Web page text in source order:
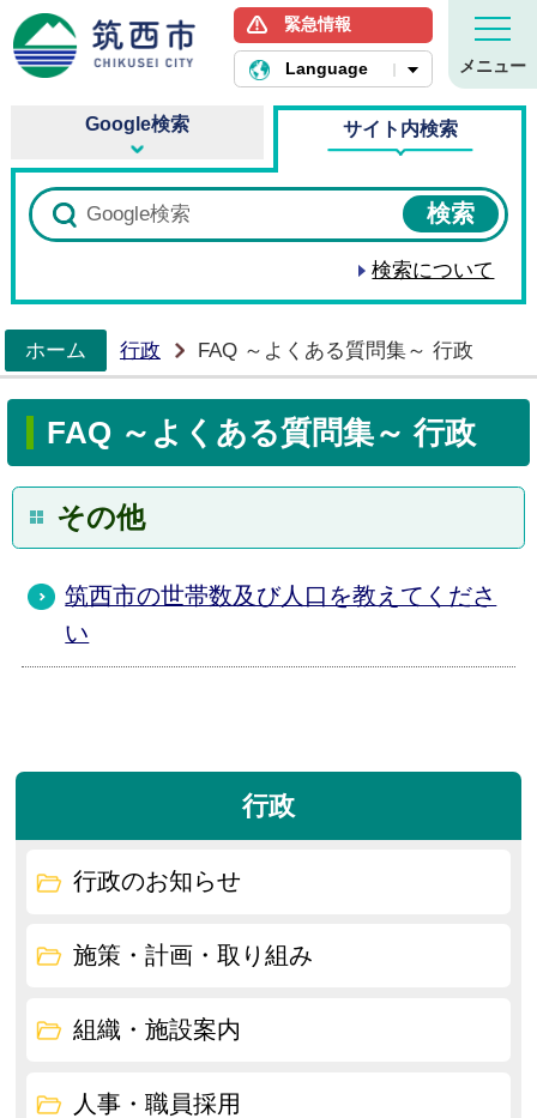
筑西市ホームページ
緊急情報
Language メニュー
Google検索 サイト内検索
検索について
ホーム
行政 FAQ ～よくある質問集～ 行政
FAQ ～よくある質問集～ 行政
その他
筑西市の世帯数及び人口を教えてくださ
い
行政
行政のお知らせ
施策・計画・取り組み
組織・施設案内
人事・職員採用